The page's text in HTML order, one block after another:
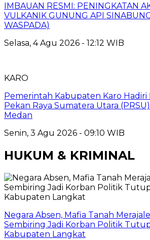
IMBAUAN RESMI: PENINGKATAN
VULKANIK GUNUNG API
WASPADA)
Selasa, 4 Agu 2026 - 12:12 WIB
KARO
Pemerintah Kabupaten Karo
Pekan Raya Sumatera Utara
Medan
Senin, 3 Agu 2026 - 09:10 WIB
HUKUM & KRIMINAL
Negara Absen, Mafia Tanah
Sembiring Jadi Korban Politik
Kabupaten Langkat